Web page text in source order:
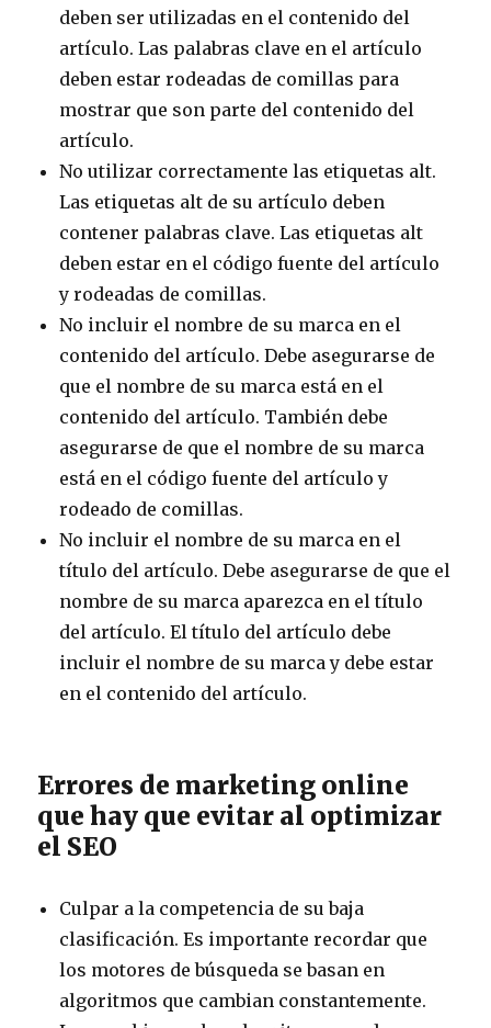
deben ser utilizadas en el contenido del
artículo. Las palabras clave en el artículo
deben estar rodeadas de comillas para
mostrar que son parte del contenido del
artículo.
No utilizar correctamente las etiquetas alt.
Las etiquetas alt de su artículo deben
contener palabras clave. Las etiquetas alt
deben estar en el código fuente del artículo
y rodeadas de comillas.
No incluir el nombre de su marca en el
contenido del artículo. Debe asegurarse de
que el nombre de su marca está en el
contenido del artículo. También debe
asegurarse de que el nombre de su marca
está en el código fuente del artículo y
rodeado de comillas.
No incluir el nombre de su marca en el
título del artículo. Debe asegurarse de que el
nombre de su marca aparezca en el título
del artículo. El título del artículo debe
incluir el nombre de su marca y debe estar
en el contenido del artículo.
Errores de marketing online
que hay que evitar al optimizar
el SEO
Culpar a la competencia de su baja
clasificación. Es importante recordar que
los motores de búsqueda se basan en
algoritmos que cambian constantemente.